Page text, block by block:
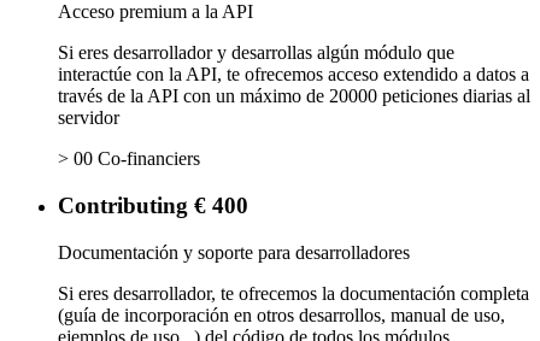
Acceso premium a la API
Si eres desarrollador y desarrollas algún módulo que
interactúe con la API, te ofrecemos acceso extendido a datos a
través de la API con un máximo de 20000 peticiones diarias al
servidor
> 00 Co-financiers
Contributing € 400
Documentación y soporte para desarrolladores
Si eres desarrollador, te ofrecemos la documentación completa
(guía de incorporación en otros desarrollos, manual de uso,
ejemplos de uso...) del código de todos los módulos